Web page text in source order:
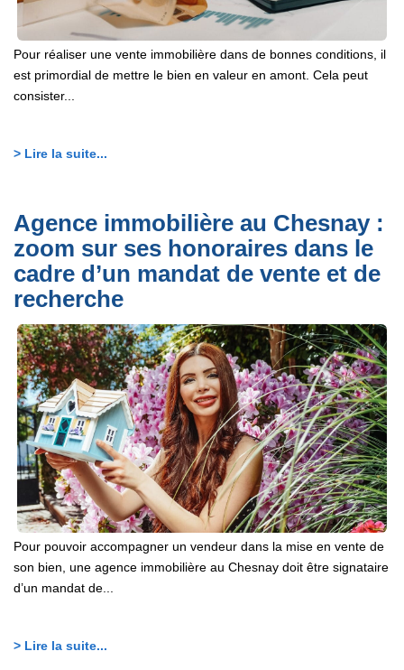
Pour réaliser une vente immobilière dans de bonnes conditions, il
est primordial de mettre le bien en valeur en amont. Cela peut
consister...
> Lire la suite...
Agence immobilière au Chesnay :
zoom sur ses honoraires dans le
cadre d’un mandat de vente et de
recherche
Pour pouvoir accompagner un vendeur dans la mise en vente de
son bien, une agence immobilière au Chesnay doit être signataire
d’un mandat de...
> Lire la suite...